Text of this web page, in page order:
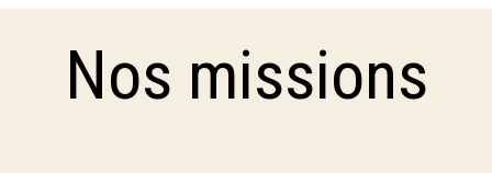
Nos missions